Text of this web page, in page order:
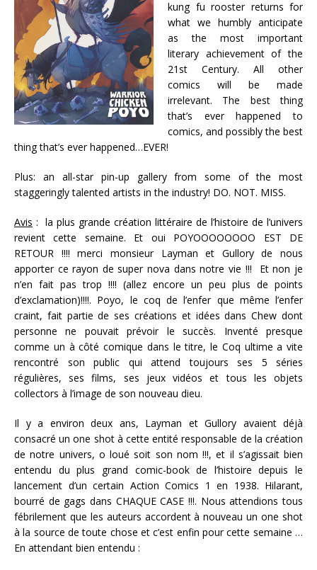
kung fu rooster returns for
what we humbly anticipate
as the most important
literary achievement of the
21st Century. All other
comics will be made
irrelevant. The best thing
that’s ever happened to
comics, and possibly the best
thing that’s ever happened…EVER!
Plus: an all-star pin-up gallery from some of the most
staggeringly talented artists in the industry! DO. NOT. MISS.
Avis : la plus grande création littéraire de l’histoire de l’univers
revient cette semaine. Et oui POYOOOOOOOO EST DE
RETOUR !!!! merci monsieur Layman et Gullory de nous
apporter ce rayon de super nova dans notre vie !!! Et non je
n’en fait pas trop !!!! (allez encore un peu plus de points
d’exclamation)!!!!. Poyo, le coq de l’enfer que même l’enfer
craint, fait partie de ses créations et idées dans Chew dont
personne ne pouvait prévoir le succès. Inventé presque
comme un à côté comique dans le titre, le Coq ultime a vite
rencontré son public qui attend toujours ses 5 séries
régulières, ses films, ses jeux vidéos et tous les objets
collectors à l’image de son nouveau dieu.
Il y a environ deux ans, Layman et Gullory avaient déjà
consacré un one shot à cette entité responsable de la création
de notre univers, o loué soit son nom !!!, et il s’agissait bien
entendu du plus grand comic-book de l’histoire depuis le
lancement d’un certain Action Comics 1 en 1938. Hilarant,
bourré de gags dans CHAQUE CASE !!!. Nous attendions tous
fébrilement que les auteurs accordent à nouveau un one shot
à la source de toute chose et c’est enfin pour cette semaine …
En attendant bien entendu :